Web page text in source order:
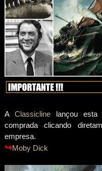
A Classiclinelançou esta
comprada clicando
empresa.
↪Moby Dick